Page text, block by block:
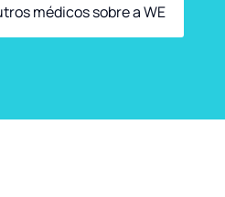
médicos sobre a WE